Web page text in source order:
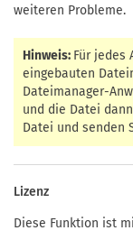
weiteren Probleme.
Hinweis: Für jedes
eingebauten
Dateimanager-
und die Datei
Datei und senden
Lizenz
Diese Funktion ist